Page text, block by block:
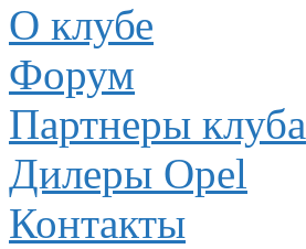
О клубе
Форум
Партнеры клуба
Дилеры Opel
Контакты